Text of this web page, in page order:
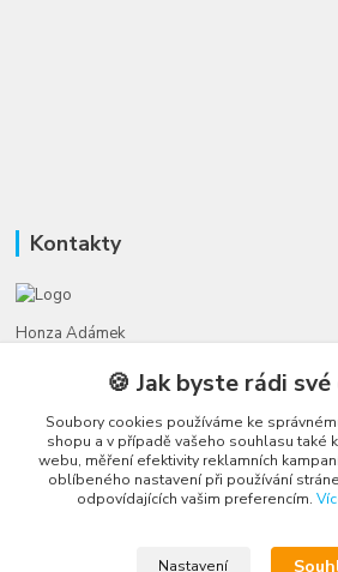
Kontakty
Honza Adámek
(Po-Ne, 9-21 hod.)
honza@autahracky.cz
🍪 Jak byste rádi své
Soubory cookies používáme ke
shopu a v případě vašeho souhlasu také
webu, měření efektivity reklamních
oblíbeného nastavení při používání
odpovídajících vašim preferencím.
Nastavení